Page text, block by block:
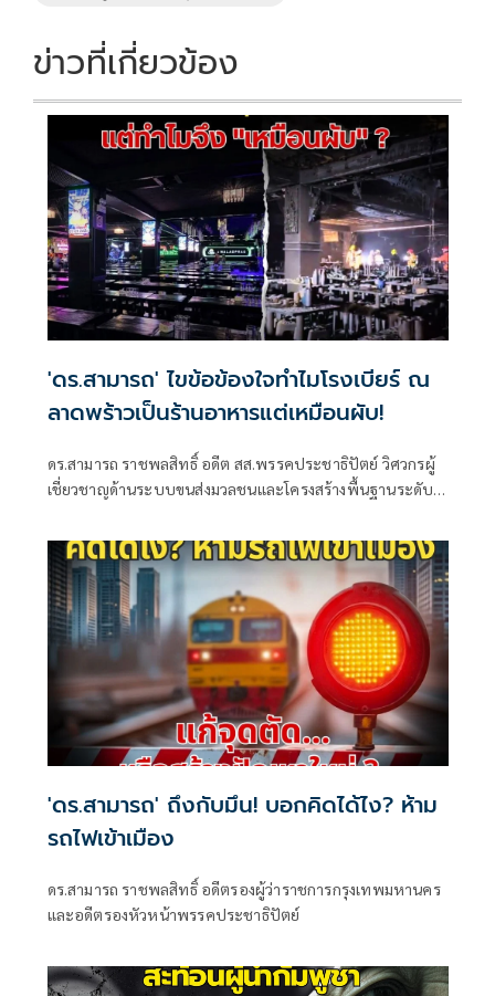
ข่าวที่เกี่ยวข้อง
'ดร.สามารถ' ไขข้อข้องใจทำไมโรงเบียร์ ณ
ลาดพร้าวเป็นร้านอาหารแต่เหมือนผับ!
ดร.สามารถ ราชพลสิทธิ์ อดีต สส.พรรคประชาธิปัตย์ วิศวกรผู้
เชี่ยวชาญด้านระบบขนส่งมวลชนและโครงสร้างพื้นฐานระดับ
'ดร.สามารถ' ถึงกับมึน! บอกคิดได้ไง? ห้าม
รถไฟเข้าเมือง
ดร.สามารถ ราชพลสิทธิ์ อดีตรองผู้ว่าราชการกรุงเทพมหานคร
และอดีตรองหัวหน้าพรรคประชาธิปัตย์